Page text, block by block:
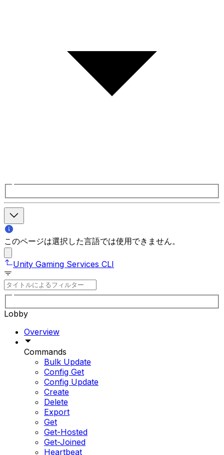
このページは選択した言語では使用できません。
Unity Gaming Services CLI
Lobby
Overview
Commands
Bulk Update
Config Get
Config Update
Create
Delete
Export
Get
Get-Hosted
Get-Joined
Heartbeat